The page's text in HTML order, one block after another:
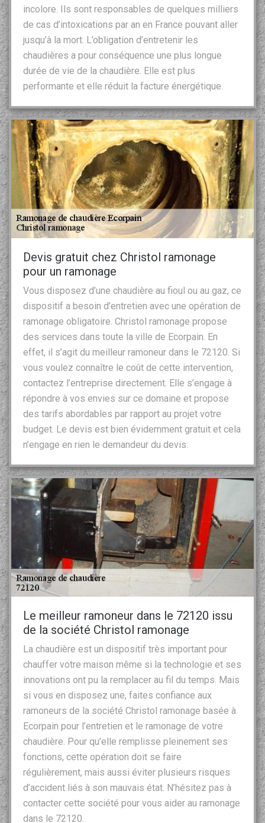
incolore. Ils sont responsables de quelques milliers
de cas d’intoxications par an en France pouvant aller
jusqu’à la mort. L’obligation d’entretenir les
chaudières a pour conséquence une plus longue
durée de vie de la chaudière. Elle est plus
performante et elle réduit la facture énergétique.
Devis gratuit chez Christol ramonage
pour un ramonage
Vous disposez d’une chaudière au fioul ou au gaz, ce
dispositif a besoin d’entretien avec une opération de
ramonage obligatoire. Christol ramonage propose
des services dans toute la ville de Ecorpain. En
effet, il s’agit du meilleur ramoneur dans le 72120. Si
vous voulez connaître le coût de cette intervention,
contactez l’entreprise directement. Elle s’engage à
répondre à vos envies sur ce domaine et propose
des tarifs abordables par rapport au projet votre
budget. Le devis est bien évidemment gratuit et cela
n’engage en rien le demandeur du devis.
Le meilleur ramoneur dans le 72120 issu
de la société Christol ramonage
La chaudière est un dispositif très important pour
chauffer votre maison même si la technologie et ses
innovations ont pu la remplacer au fil du temps. Mais
si vous en disposez une, faites confiance aux
ramoneurs de la société Christol ramonage basée à
Ecorpain pour l’entretien et le ramonage de votre
chaudière. Pour qu’elle remplisse pleinement ses
fonctions, cette opération doit se faire
régulièrement, mais aussi éviter plusieurs risques
d’accident liés à son mauvais état. N’hésitez pas à
contacter cette société pour vous aider au ramonage
dans le 72120.